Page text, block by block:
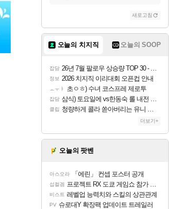
새로고침
오늘의 치지직 오늘의 SOOP
잡담 26년 7월 팔로우 상승량 TOP 30 - 월간 치지직
정보 2026 치지직 이리대회 오픈컵 안내
ㅗㅜㅑ 초ㅇㅎ) 수녀 코스프레 제로투
잡담 삼식) 토요일에 vs한동숙 롤 내전 예정
클립 청량하게 콜라 쏟아버리는 유니 ㅋㅋㅋ
더보기+
오늘의 팟벤
아스오라 「에린」 컨셉 포스터 공개
섭컬겜 프로젝트 RX 도쿄 게임쇼 참가 결정
비스트 레벨업 능력치와 스킬의 상관관계
PV 슈로대Y 확장팩 업데이트 트레일러